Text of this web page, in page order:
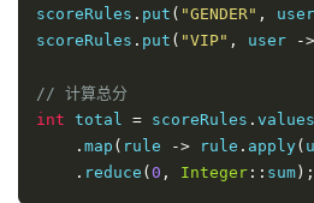
scoreRules . put ( "GENDER" ,
scoreRules . put ( "VIP" , user ->
// 计算总分
int total = scoreRules . values
. map ( rule -> rule . apply(
. reduce ( 0 , Integer :: sum );